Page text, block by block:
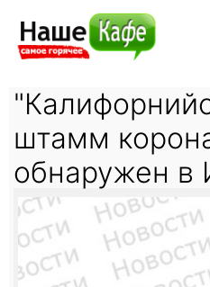
штамм
обнаружен в